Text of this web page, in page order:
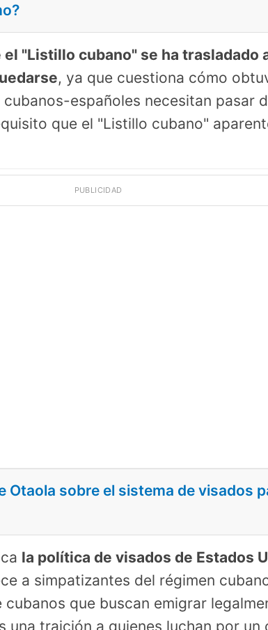
"Listillo cubano" se ha trasladado
, ya que cuestiona cómo
españoles necesitan pasar
que el "Listillo cubano"
PUBLICIDAD
Otaola sobre el sistema de visados
la política de visados de Estados
a simpatizantes del régimen
que buscan emigrar
una traición a quienes luchan por un